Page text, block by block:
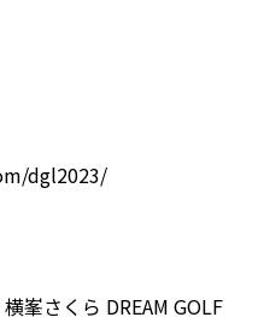
dgl2023/
峯さくら DREAM GOLF